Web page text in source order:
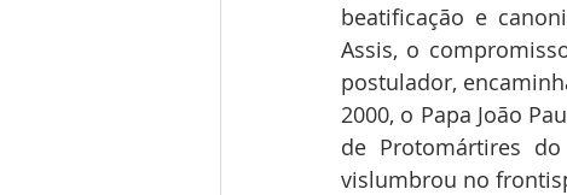
beatificação e
Assis, o
postulador,
2000, o Papa João
de Protomártires
vislumbrou no